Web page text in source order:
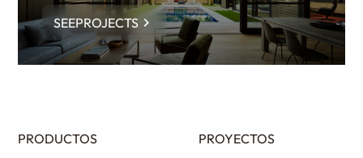
SEEPROJECTS
PRODUCTOS
PROYECTOS